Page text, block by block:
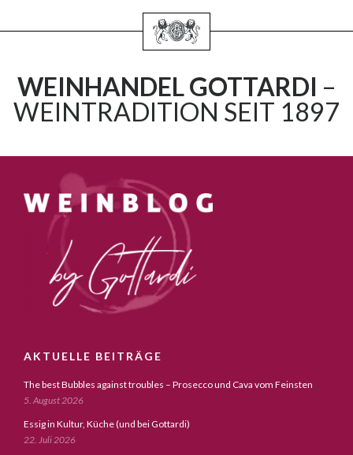
WEINHANDEL GOTTARDI –
WEINTRADITION SEIT 1897
AKTUELLE BEITRÄGE
The best Bubbles against troubles – Prosecco und Cava vom Feinsten
5. August 2026
Essig in Kultur, Küche (und bei Gottardi)
22. Juli 2026